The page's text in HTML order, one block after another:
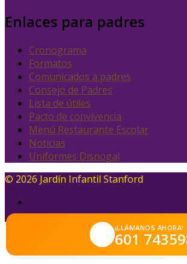
Enlaces para padres
Cronograma
Formatos
Comunicados a padres
Consejo de Padres
Lista de útiles
Pacto de convivencia
Menú Restaurante Escolar
Noticias
Uniformes Disnogal
© 2026 Jardín Infantil Stanford
¡LLÁMANOS AHORA!
601